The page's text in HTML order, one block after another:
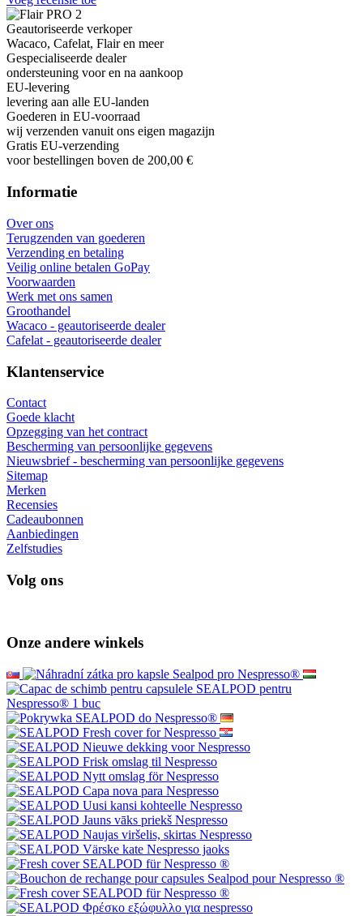
Geautoriseerde verkoper
Wacaco, Cafelat, Flair en meer
Gespecialiseerde dealer
ondersteuning voor en na aankoop
EU-levering
levering aan alle EU-landen
Goederen in EU-voorraad
wij verzenden vanuit ons eigen magazijn
Gratis EU-verzending
voor bestellingen boven de 200,00 €
Informatie
Over ons
Terugzenden van goederen
Verzending en betaling
Veilig online betalen GoPay
Voorwaarden
Werk met ons samen
Groothandel
Wacaco - geautoriseerde dealer
Cafelat - geautoriseerde dealer
Klantenservice
Contact
Goede klacht
Opzegging van het contract
Bescherming van persoonlijke gegevens
Nieuwsbrief - bescherming van persoonlijke gegevens
Sitemap
Merken
Recensies
Cadeaubonnen
Aanbiedingen
Zelfstudies
Volg ons
Onze andere winkels